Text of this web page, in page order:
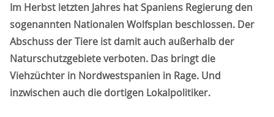
Im Herbst letzten Jahres hat Spaniens Regierung den
sogenannten Nationalen Wolfsplan beschlossen. Der
Abschuss der Tiere ist damit auch außerhalb der
Naturschutzgebiete verboten. Das bringt die
Viehzüchter in Nordwestspanien in Rage. Und
inzwischen auch die dortigen Lokalpolitiker.